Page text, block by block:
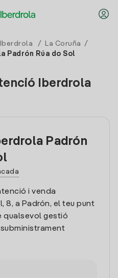
/ La Coruña
/
Padrón Rúa do Sol
Iberdrola
Padrón
i venda
8, a Padrón, el teu punt
qualsevol gestió